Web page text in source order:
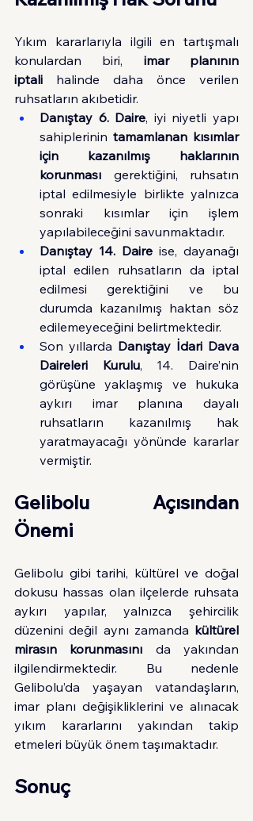
Yıkım kararlarıyla ilgili en tartışmalı
konulardan biri, imar planının
iptali halinde daha önce verilen
ruhsatların akıbetidir.
Danıştay 6. Daire, iyi niyetli yapı
sahiplerinin tamamlanan kısımlar
için kazanılmış haklarının
korunması gerektiğini, ruhsatın
iptal edilmesiyle birlikte yalnızca
sonraki kısımlar için işlem
yapılabileceğini savunmaktadır.
Danıştay 14. Daire ise, dayanağı
iptal edilen ruhsatların da iptal
edilmesi gerektiğini ve bu
durumda kazanılmış haktan söz
edilemeyeceğini belirtmektedir.
Son yıllarda Danıştay İdari Dava
Daireleri Kurulu, 14. Daire’nin
görüşüne yaklaşmış ve hukuka
aykırı imar planına dayalı
ruhsatların kazanılmış hak
yaratmayacağı yönünde kararlar
vermiştir.
Gelibolu Açısından
Önemi
Gelibolu gibi tarihi, kültürel ve doğal
dokusu hassas olan ilçelerde ruhsata
aykırı yapılar, yalnızca şehircilik
düzenini değil aynı zamanda kültürel
mirasın korunmasını da yakından
ilgilendirmektedir. Bu nedenle
Gelibolu’da yaşayan vatandaşların,
imar planı değişikliklerini ve alınacak
yıkım kararlarını yakından takip
etmeleri büyük önem taşımaktadır.
Sonuç